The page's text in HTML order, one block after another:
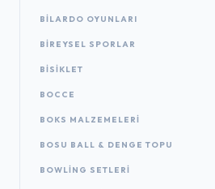
BILARDO OYUNLARI
BIREYSEL SPORLAR
BISIKLET
BOCCE
BOKS MALZEMELERI
BOSU BALL & DENGE TOPU
BOWLING SETLERI